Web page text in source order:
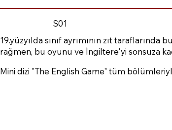
S01
19.yüzyılda sınıf ayrımının zıt
rağmen, bu oyunu ve İngiltere'yi sonsuza
Mini dizi "The English Game" tüm